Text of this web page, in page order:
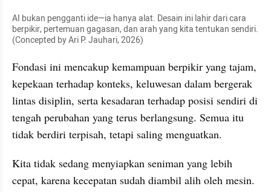
AI bukan pengganti ide—ia hanya alat. Desain ini lahir dari cara
berpikir, pertemuan gagasan, dan arah yang kita tentukan sendiri.
(Concepted by Ari P. Jauhari, 2026)
Fondasi ini mencakup kemampuan berpikir yang tajam,
kepekaan terhadap konteks, keluwesan dalam bergerak
lintas disiplin, serta kesadaran terhadap posisi sendiri di
tengah perubahan yang terus berlangsung. Semua itu
tidak berdiri terpisah, tetapi saling menguatkan.
Kita tidak sedang menyiapkan seniman yang lebih
cepat, karena kecepatan sudah diambil alih oleh mesin.